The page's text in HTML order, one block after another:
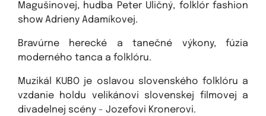
Magušinovej, hudba Peter Uličný, folklór fashion
show Adrieny Adamíkovej.
Bravúrne herecké a tanečné výkony, fúzia
moderného tanca a folklóru.
Muzikál KUBO je oslavou slovenského folklóru a
vzdanie holdu velikánovi slovenskej filmovej a
divadelnej scény - Jozefovi Kronerovi.